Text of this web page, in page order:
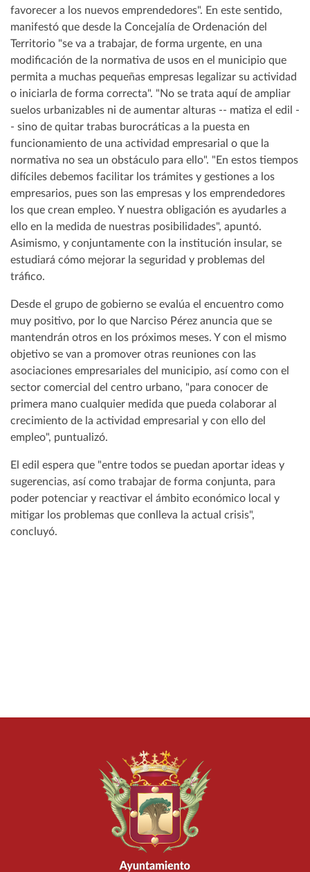
favorecer a los nuevos emprendedores". En este sentido,
manifestó que desde la Concejalía de Ordenación del
Territorio "se va a trabajar, de forma urgente, en una
modificación de la normativa de usos en el municipio que
permita a muchas pequeñas empresas legalizar su actividad
o iniciarla de forma correcta". "No se trata aquí de ampliar
suelos urbanizables ni de aumentar alturas -- matiza el edil -
- sino de quitar trabas burocráticas a la puesta en
funcionamiento de una actividad empresarial o que la
normativa no sea un obstáculo para ello". "En estos tiempos
difíciles debemos facilitar los trámites y gestiones a los
empresarios, pues son las empresas y los emprendedores
los que crean empleo. Y nuestra obligación es ayudarles a
ello en la medida de nuestras posibilidades", apuntó.
Asimismo, y conjuntamente con la institución insular, se
estudiará cómo mejorar la seguridad y problemas del
tráfico.
Desde el grupo de gobierno se evalúa el encuentro como
muy positivo, por lo que Narciso Pérez anuncia que se
mantendrán otros en los próximos meses. Y con el mismo
objetivo se van a promover otras reuniones con las
asociaciones empresariales del municipio, así como con el
sector comercial del centro urbano, "para conocer de
primera mano cualquier medida que pueda colaborar al
crecimiento de la actividad empresarial y con ello del
empleo", puntualizó.
El edil espera que "entre todos se puedan aportar ideas y
sugerencias, así como trabajar de forma conjunta, para
poder potenciar y reactivar el ámbito económico local y
mitigar los problemas que conlleva la actual crisis",
concluyó.